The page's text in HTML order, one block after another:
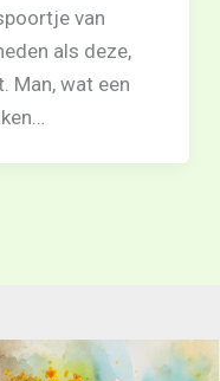
van
als deze,
Man, wat een